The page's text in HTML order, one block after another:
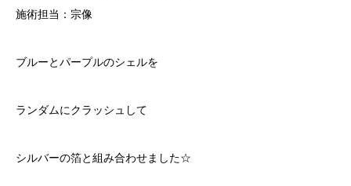
施術担当：宗像
ブルーとパープルのシェルを
ランダムにクラッシュして
シルバーの箔と組み合わせました☆